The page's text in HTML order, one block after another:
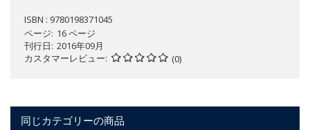
ISBN : 9780198371045
ページ 16 ページ
刊行日 2016年09月
カスタマーレビュー
(0)
同じカテゴリーの商品